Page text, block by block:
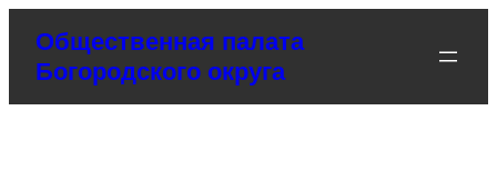
содержимому
Общественная палата
Богородского округа